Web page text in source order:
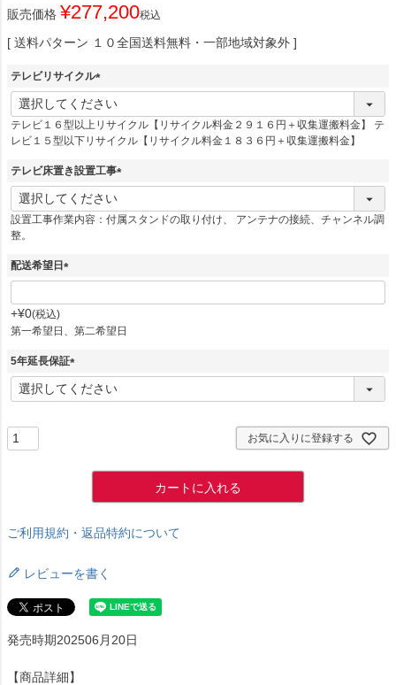
販売価格 ¥277,200税込
送料パターン １０全国送料無料・一部地域対象外
テレビリサイクル
(
必
須
)
テレビ１６型以上リサイクル【リサイクル料金２９１６円＋収集運搬料金】 テ
レビ１５型以下リサイクル【リサイクル料金１８３６円＋収集運搬料金】
テレビ床置き設置工事
(
須
設置工事作業内容：付属スタンドの取り付け、 アンテナの接続、チャンネル調
整。
配送希望日
(
必
)
+¥0 税込
第一希望日、第二希望日
5年延長保証
(
必
お気に入りに登録する
カートに入れる
ご利用規約・返品特約について
レビューを書く
発売時期202506月20日
【商品詳細】